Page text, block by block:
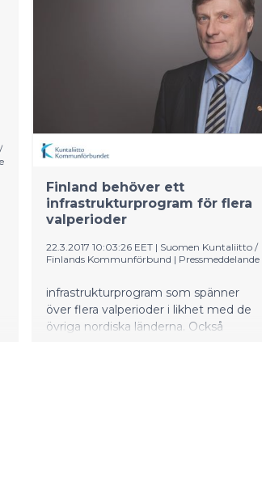
Finland behöver ett
infrastrukturprogram för flera
valperioder
22.3.2017 10:03:26 EET | Suomen Kuntaliitto /
Finlands Kommunförbund | Pressmeddelande
infrastrukturprogram som spänner
över flera valperioder i likhet med de
övriga nordiska länderna. Också